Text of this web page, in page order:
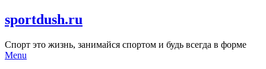
Skip
to
sportdush.ru
Спорт это жизнь, занимайся спортом и будь всегда в форме
Menu